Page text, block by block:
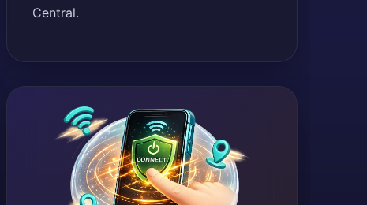
Central.